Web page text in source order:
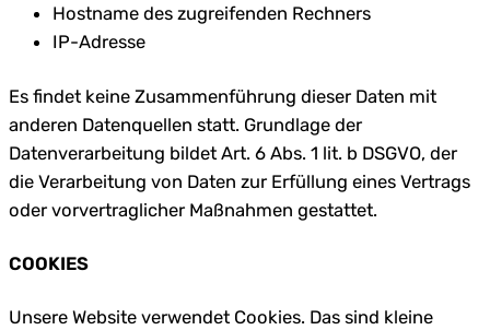
Hostname des zugreifenden Rechners
IP-Adresse
Es findet keine Zusammenführung dieser Daten mit
anderen Datenquellen statt. Grundlage der
Datenverarbeitung bildet Art. 6 Abs. 1 lit. b DSGVO, der
die Verarbeitung von Daten zur Erfüllung eines Vertrags
oder vorvertraglicher Maßnahmen gestattet.
COOKIES
Unsere Website verwendet Cookies. Das sind kleine